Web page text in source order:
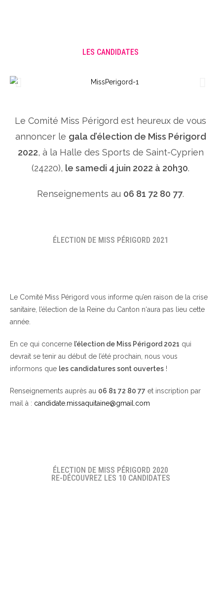
LES CANDIDATES
Le Comité Miss Périgord est heureux de vous
annoncer le gala d’élection de Miss Périgord
2022, à la Halle des Sports de Saint-Cyprien
(24220), le samedi 4 juin 2022 à 20h30.
Renseignements au 06 81 72 80 77.
ÉLECTION DE MISS PÉRIGORD 2021
Le Comité Miss Périgord vous informe qu’en raison de la crise
sanitaire, l’élection de la Reine du Canton n‘aura pas lieu cette
année.
En ce qui concerne l’élection de Miss Périgord 2021 qui
devrait se tenir au début de l’été prochain, nous vous
informons que les candidatures sont ouvertes !
Renseignements auprès au 06 81 72 80 77 et inscription par
mail à : candidate.missaquitaine@gmail.com
ÉLECTION DE MISS PÉRIGORD 2020
RE-DÉCOUVREZ LES 10 CANDIDATES